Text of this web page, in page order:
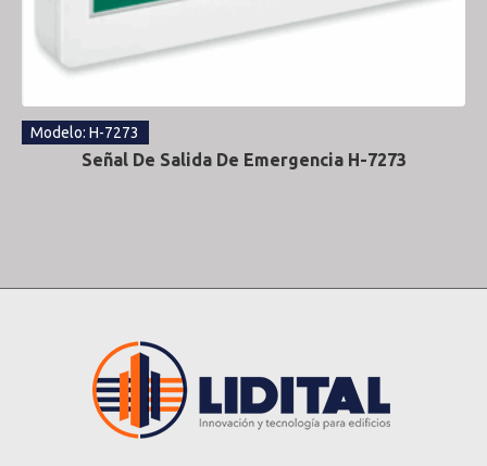
Modelo: H-7273
Señal De Salida De Emergencia H-7273